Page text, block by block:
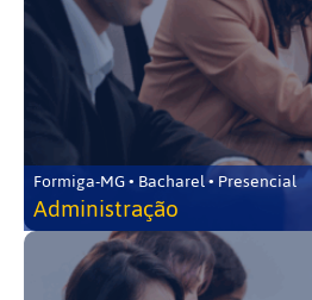
Formiga-MG • Bacharel • Presencial
Administração